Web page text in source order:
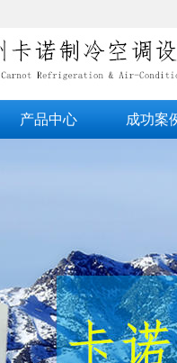
产品中心 成功案